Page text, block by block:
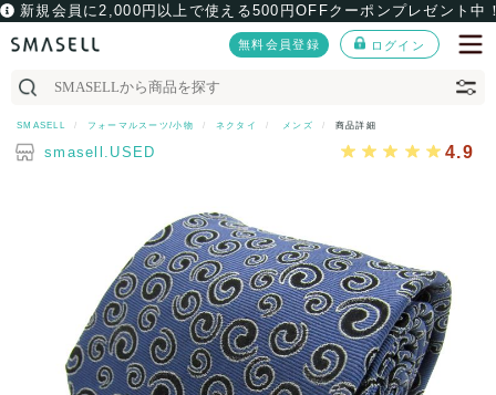
新規会員に2,000円以上で使える500円OFFクーポンプレゼント中
無料会員登録 ログイン
SMASELL フォーマルスーツ/小物 ネクタイ メンズ 商品詳細
smasell.USED 4.9